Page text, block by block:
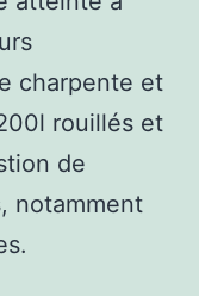
charpente et
rouillés et
de
notamment